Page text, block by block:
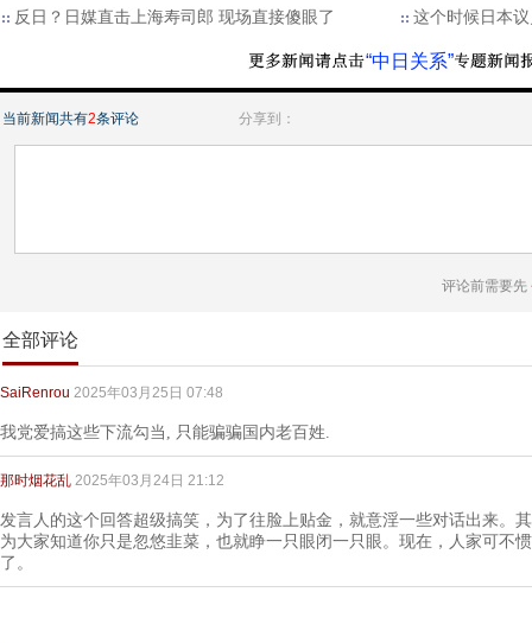
反日？日媒直击上海寿司郎 现场直接傻眼了
这个时候日本
“中日关系”
当前新闻共有2条评论 分享到：
评论前需要先
全部评论
SaiRenrou 2025年03月25日 07:48
我党爱搞这些下流勾当, 只能骗骗国内老百姓.
那时烟花乱 2025年03月24日 21:12
发言人的这个回答超级搞笑，为了往脸上贴金，就意淫一些对话出来。
为大家知道你只是忽悠韭菜，也就睁一只眼闭一只眼。现在，人家可不
了。